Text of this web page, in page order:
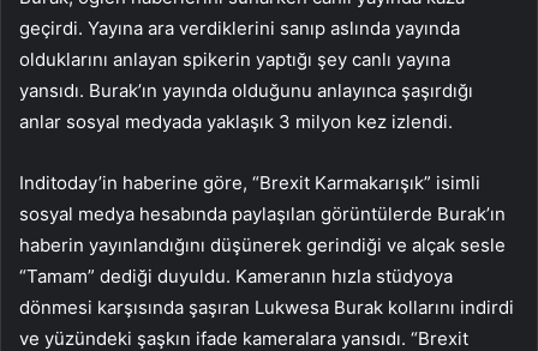
geçirdi. Yayına ara verdiklerini sanıp aslında yayında
olduklarını anlayan spikerin yaptığı şey canlı yayına
yansıdı. Burak’ın yayında olduğunu anlayınca şaşırdığı
anlar sosyal medyada yaklaşık 3 milyon kez izlendi.
Inditoday’in haberine göre, “Brexit Karmakarışık” isimli
sosyal medya hesabında paylaşılan görüntülerde Burak’ın
haberin yayınlandığını düşünerek gerindiği ve alçak sesle
“Tamam” dediği duyuldu. Kameranın hızla stüdyoya
dönmesi karşısında şaşıran Lukwesa Burak kollarını indirdi
ve yüzündeki şaşkın ifade kameralara yansıdı. “Brexit